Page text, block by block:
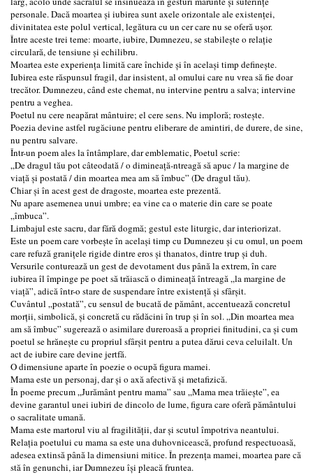
personale. Dacă moartea și iubirea sunt axele orizontale ale existenței,
divinitatea este polul vertical, legătura cu un cer care nu se oferă ușor.
Între aceste trei teme: moarte, iubire, Dumnezeu, se stabilește o relație
circulară, de tensiune și echilibru.
Moartea este experiența limită care închide și în același timp definește.
Iubirea este răspunsul fragil, dar insistent, al omului care nu vrea să fie doar
trecător. Dumnezeu, când este chemat, nu intervine pentru a salva; intervine
pentru a veghea.
Poetul nu cere neapărat mântuire; el cere sens. Nu imploră; rostește.
Poezia devine astfel rugăciune pentru eliberare de amintiri, de durere, de sine,
nu pentru salvare.
Într-un poem ales la întâmplare, dar emblematic, Poetul scrie:
„De dragul tău pot câteodată / o dimineață-ntreagă să apuc / la margine de
viață și postată / din moartea mea am să îmbuc” (De dragul tău).
Chiar și în acest gest de dragoste, moartea este prezentă.
Nu apare asemenea unui umbre; ea vine ca o materie din care se poate
„îmbuca”.
Limbajul este sacru, dar fără dogmă; gestul este liturgic, dar interiorizat.
Este un poem care vorbește în același timp cu Dumnezeu și cu omul, un poem
care refuză granițele rigide dintre eros și thanatos, dintre trup și duh.
Versurile conturează un gest de devotament dus până la extrem, în care
iubirea îl împinge pe poet să trăiască o dimineață întreagă „la margine de
viață”, adică într-o stare de suspendare între existență și sfârșit.
Cuvântul „postată”, cu sensul de bucată de pământ, accentuează concretul
morții, simbolică, şi concretă cu rădăcini în trup și în sol. „Din moartea mea
am să îmbuc” sugerează o asimilare dureroasă a propriei finitudini, ca și cum
poetul se hrănește cu propriul sfârșit pentru a putea dărui ceva celuilalt. Un
act de iubire care devine jertfă.
O dimensiune aparte în poezie o ocupă figura mamei.
Mama este un personaj, dar şi o axă afectivă și metafizică.
În poeme precum „Jurământ pentru mama” sau „Mama mea trăiește”, ea
devine garantul unei iubiri de dincolo de lume, figura care oferă pământului
o sacralitate umană.
Mama este martorul viu al fragilității, dar și scutul împotriva neantului.
Relația poetului cu mama sa este una duhovnicească, profund respectuoasă,
adesea extinsă până la dimensiuni mitice. În prezența mamei, moartea pare că
stă în genunchi, iar Dumnezeu își pleacă fruntea.